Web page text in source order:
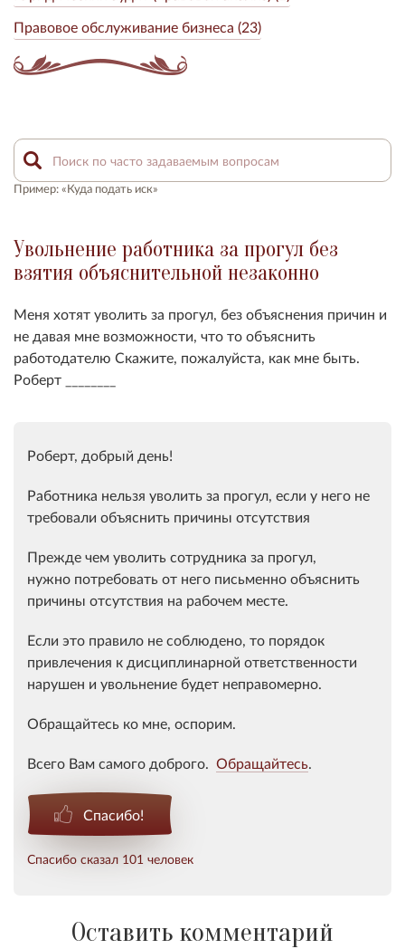
Правовое обслуживание бизнеса (23)
Пример: «Куда подать иск»
Увольнение работника за прогул без
взятия объяснительной незаконно
Меня хотят уволить за прогул, без объяснения причин и
не давая мне возможности, что то объяснить
работодателю Скажите, пожалуйста, как мне быть.
Роберт ________
Роберт, добрый день!
Работника нельзя уволить за прогул, если у него не
требовали объяснить причины отсутствия
Прежде чем уволить сотрудника за прогул,
нужно потребовать от него письменно объяснить
причины отсутствия на рабочем месте.
Если это правило не соблюдено, то порядок
привлечения к дисциплинарной ответственности
нарушен и увольнение будет неправомерно.
Обращайтесь ко мне, оспорим.
Всего Вам самого доброго. Обращайтесь.
Спасибо!
Спасибо сказал 101 человек
Оставить комментарий